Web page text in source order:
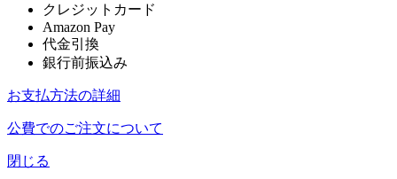
クレジットカード
Amazon Pay
代金引換
銀行前振込み
お支払方法の詳細
公費でのご注文について
閉じる